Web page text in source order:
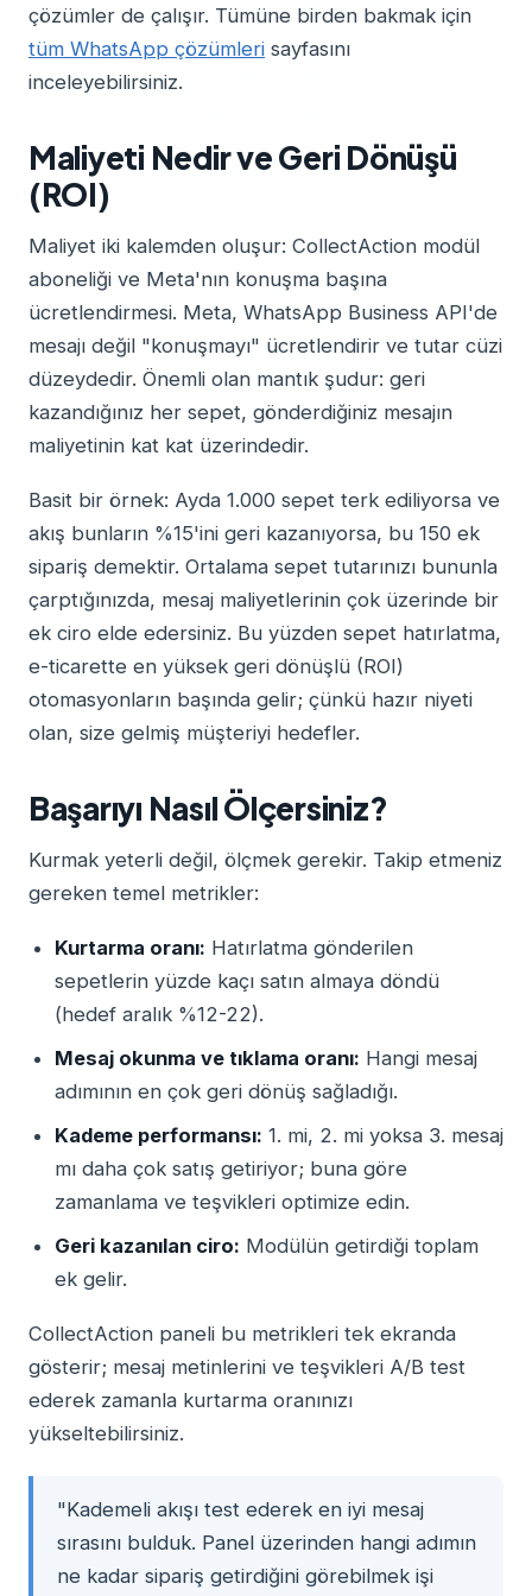
çözümler de çalışır. Tümüne birden bakmak için
tüm WhatsApp çözümleri sayfasını
inceleyebilirsiniz.
Maliyeti Nedir ve Geri Dönüşü
(ROI)
Maliyet iki kalemden oluşur: CollectAction modül
aboneliği ve Meta'nın konuşma başına
ücretlendirmesi. Meta, WhatsApp Business API'de
mesajı değil "konuşmayı" ücretlendirir ve tutar cüzi
düzeydedir. Önemli olan mantık şudur: geri
kazandığınız her sepet, gönderdiğiniz mesajın
maliyetinin kat kat üzerindedir.
Basit bir örnek: Ayda 1.000 sepet terk ediliyorsa ve
akış bunların %15'ini geri kazanıyorsa, bu 150 ek
sipariş demektir. Ortalama sepet tutarınızı bununla
çarptığınızda, mesaj maliyetlerinin çok üzerinde bir
ek ciro elde edersiniz. Bu yüzden sepet hatırlatma,
e-ticarette en yüksek geri dönüşlü (ROI)
otomasyonların başında gelir; çünkü hazır niyeti
olan, size gelmiş müşteriyi hedefler.
Başarıyı Nasıl Ölçersiniz?
Kurmak yeterli değil, ölçmek gerekir. Takip etmeniz
gereken temel metrikler:
Kurtarma oranı: Hatırlatma gönderilen
sepetlerin yüzde kaçı satın almaya döndü
(hedef aralık %12-22).
Mesaj okunma ve tıklama oranı: Hangi mesaj
adımının en çok geri dönüş sağladığı.
Kademe performansı: 1. mi, 2. mi yoksa 3. mesaj
mı daha çok satış getiriyor; buna göre
zamanlama ve teşvikleri optimize edin.
Geri kazanılan ciro: Modülün getirdiği toplam
ek gelir.
CollectAction paneli bu metrikleri tek ekranda
gösterir; mesaj metinlerini ve teşvikleri A/B test
ederek zamanla kurtarma oranınızı
yükseltebilirsiniz.
"Kademeli akışı test ederek en iyi mesaj
sırasını bulduk. Panel üzerinden hangi adımın
ne kadar sipariş getirdiğini görebilmek işi